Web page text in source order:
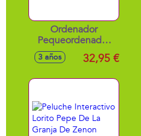
Ordenador
Pequeordenador
rosa 20 actividades
21x27x7 cm
3 años 32,95 €